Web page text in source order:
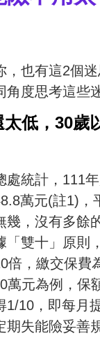
，也有這2個
度思考這些
低，30歲
處統計，111
萬元(註1)，
幾，沒有多餘
「雙十」原則
倍，繳交保費
萬元為例，保
1/10，即每月
期失能險妥善